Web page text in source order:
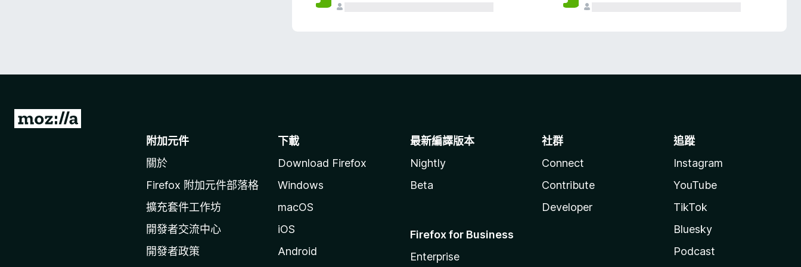
前
附加元件
關於
Firefox 附加元件部落格
擴充套件工作坊
開發者交流中心
開發者政策
下載
Download Firefox
Windows
macOS
iOS
Android
最新編譯版本
Nightly
Beta
Firefox for Business
Enterprise
社群
Connect
Contribute
Developer
追蹤
Instagram
YouTube
TikTok
Bluesky
Podcast